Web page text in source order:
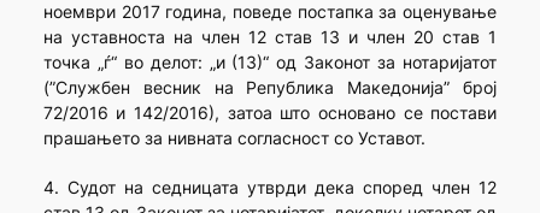
ноември 2017 година, поведе постапка за оценување
на уставноста на член 12 став 13 и член 20 став 1
точка „ѓ“ во делот: „и (13)“ од Законот за нотаријатот
(”Службен весник на Република Македонија” број
72/2016 и 142/2016), затоа што основано се постави
прашањето за нивната согласност со Уставот.
4. Судот на седницата утврди дека според член 12